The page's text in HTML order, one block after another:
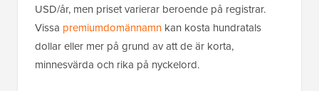
USD/år, men priset varierar beroende på registrar.
Vissa premiumdomännamn kan kosta hundratals
dollar eller mer på grund av att de är korta,
minnesvärda och rika på nyckelord.